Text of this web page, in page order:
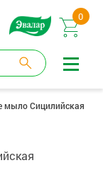
0
мыло Сицилийская